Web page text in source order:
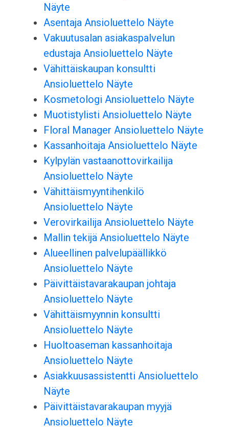
Näyte
Asentaja Ansioluettelo Näyte
Vakuutusalan asiakaspalvelun
edustaja Ansioluettelo Näyte
Vähittäiskaupan konsultti
Ansioluettelo Näyte
Kosmetologi Ansioluettelo Näyte
Muotistylisti Ansioluettelo Näyte
Floral Manager Ansioluettelo Näyte
Kassanhoitaja Ansioluettelo Näyte
Kylpylän vastaanottovirkailija
Ansioluettelo Näyte
Vähittäismyyntihenkilö
Ansioluettelo Näyte
Verovirkailija Ansioluettelo Näyte
Mallin tekijä Ansioluettelo Näyte
Alueellinen palvelupäällikkö
Ansioluettelo Näyte
Päivittäistavarakaupan johtaja
Ansioluettelo Näyte
Vähittäismyynnin konsultti
Ansioluettelo Näyte
Huoltoaseman kassanhoitaja
Ansioluettelo Näyte
Asiakkuusassistentti Ansioluettelo
Näyte
Päivittäistavarakaupan myyjä
Ansioluettelo Näyte